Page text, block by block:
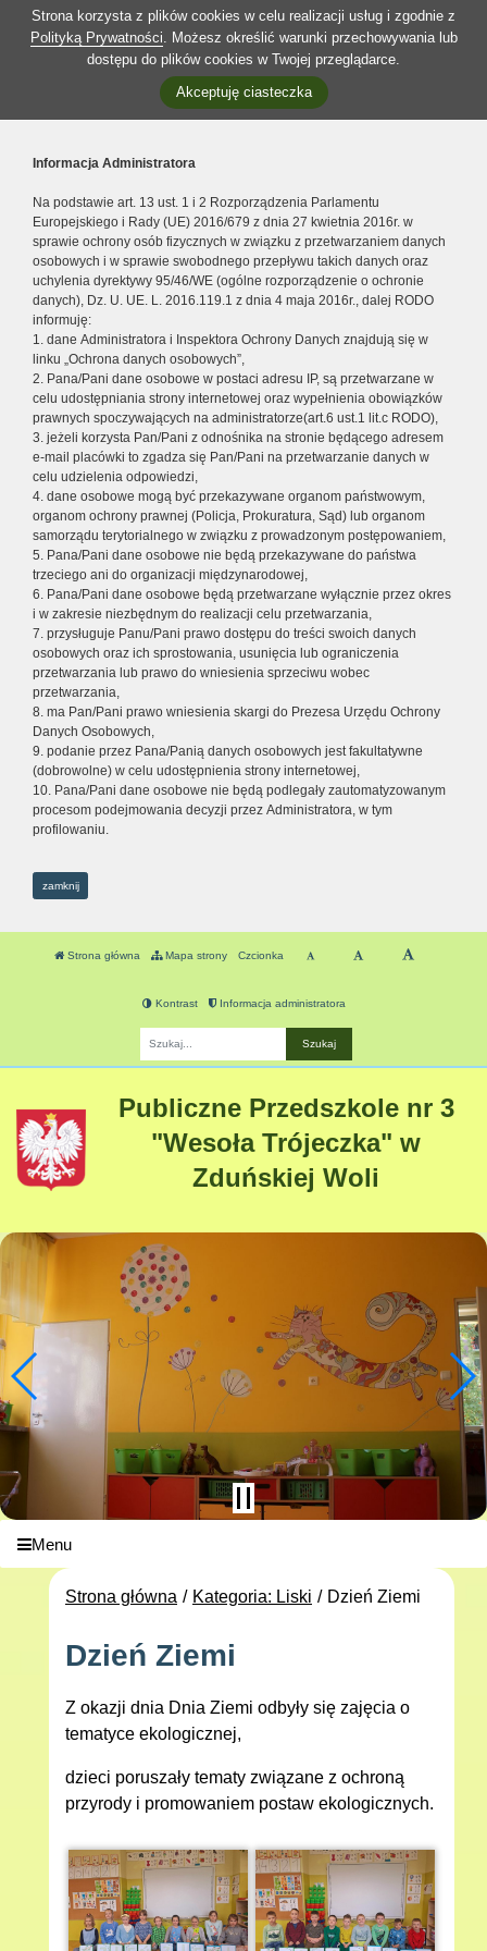
Strona korzysta z plików cookies w celu realizacji usług i zgodnie z
Polityką Prywatności. Możesz określić warunki przechowywania lub
dostępu do plików cookies w Twojej przeglądarce.
Akceptuję ciasteczka
Informacja Administratora
Na podstawie art. 13 ust. 1 i 2 Rozporządzenia Parlamentu
Europejskiego i Rady (UE) 2016/679 z dnia 27 kwietnia 2016r. w
sprawie ochrony osób fizycznych w związku z przetwarzaniem danych
osobowych i w sprawie swobodnego przepływu takich danych oraz
uchylenia dyrektywy 95/46/WE (ogólne rozporządzenie o ochronie
danych), Dz. U. UE. L. 2016.119.1 z dnia 4 maja 2016r., dalej RODO
informuję:
1. dane Administratora i Inspektora Ochrony Danych znajdują się w
linku „Ochrona danych osobowych”,
2. Pana/Pani dane osobowe w postaci adresu IP, są przetwarzane w
celu udostępniania strony internetowej oraz wypełnienia obowiązków
prawnych spoczywających na administratorze(art.6 ust.1 lit.c RODO),
3. jeżeli korzysta Pan/Pani z odnośnika na stronie będącego adresem
e-mail placówki to zgadza się Pan/Pani na przetwarzanie danych w
celu udzielenia odpowiedzi,
4. dane osobowe mogą być przekazywane organom państwowym,
organom ochrony prawnej (Policja, Prokuratura, Sąd) lub organom
samorządu terytorialnego w związku z prowadzonym postępowaniem,
5. Pana/Pani dane osobowe nie będą przekazywane do państwa
trzeciego ani do organizacji międzynarodowej,
6. Pana/Pani dane osobowe będą przetwarzane wyłącznie przez okres
i w zakresie niezbędnym do realizacji celu przetwarzania,
7. przysługuje Panu/Pani prawo dostępu do treści swoich danych
osobowych oraz ich sprostowania, usunięcia lub ograniczenia
przetwarzania lub prawo do wniesienia sprzeciwu wobec
przetwarzania,
8. ma Pan/Pani prawo wniesienia skargi do Prezesa Urzędu Ochrony
Danych Osobowych,
9. podanie przez Pana/Panią danych osobowych jest fakultatywne
(dobrowolne) w celu udostępnienia strony internetowej,
10. Pana/Pani dane osobowe nie będą podlegały zautomatyzowanym
procesom podejmowania decyzji przez Administratora, w tym
profilowaniu.
zamknij
Strona główna Mapa strony Czcionka
Kontrast Informacja administratora
Publiczne Przedszkole nr 3
"Wesoła Trójeczka" w
Zduńskiej Woli
Menu
Strona główna Kategoria: Liski Dzień Ziemi
Dzień Ziemi
Z okazji dnia Dnia Ziemi odbyły się zajęcia o
tematyce ekologicznej,
dzieci poruszały tematy związane z ochroną
przyrody i promowaniem postaw ekologicznych.